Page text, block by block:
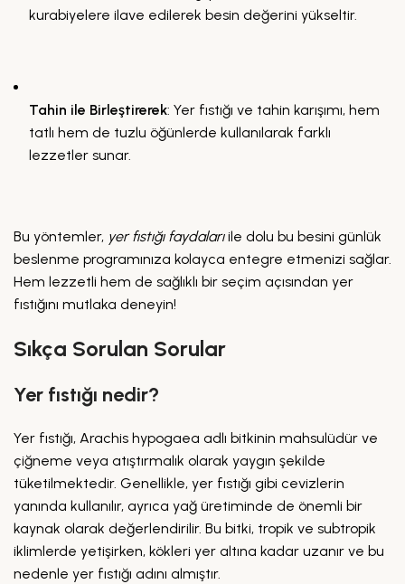
kurabiyelere ilave edilerek besin değerini yükseltir.
Tahin ile Birleştirerek: Yer fıstığı ve tahin karışımı, hem
tatlı hem de tuzlu öğünlerde kullanılarak farklı
lezzetler sunar.
Bu yöntemler, yer fıstığı faydalarıile dolu bu besini günlük
beslenme programınıza kolayca entegre etmenizi sağlar.
Hem lezzetli hem de sağlıklı bir seçim açısından yer
fıstığını mutlaka deneyin!
Sıkça Sorulan Sorular
Yer fıstığı nedir?
Yer fıstığı, Arachis hypogaea adlı bitkinin mahsulüdür ve
çiğneme veya atıştırmalık olarak yaygın şekilde
tüketilmektedir. Genellikle, yer fıstığı gibi cevizlerin
yanında kullanılır, ayrıca yağ üretiminde de önemli bir
kaynak olarak değerlendirilir. Bu bitki, tropik ve subtropik
iklimlerde yetişirken, kökleri yer altına kadar uzanır ve bu
nedenle yer fıstığı adını almıştır.